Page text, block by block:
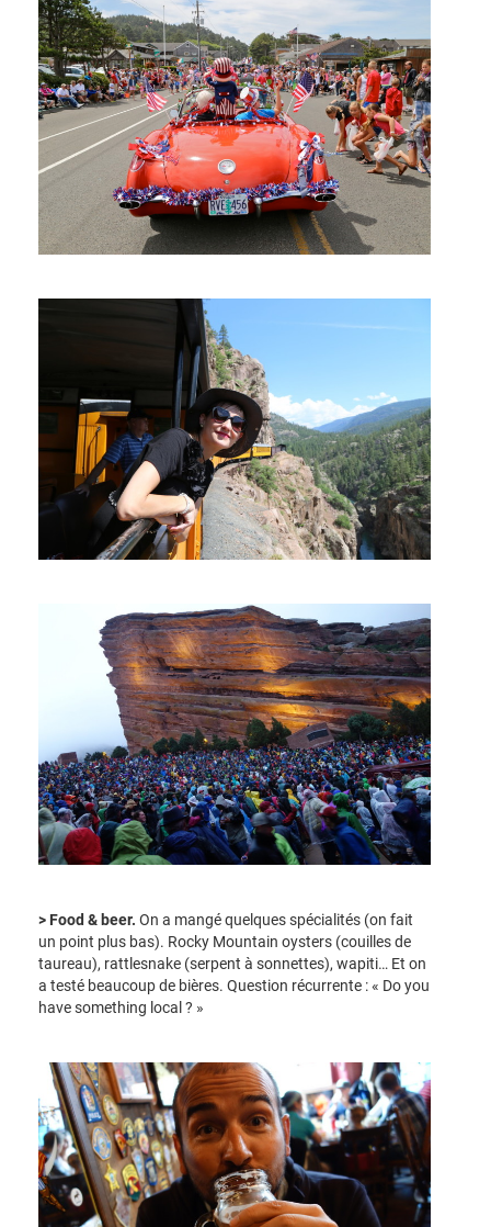
> Food & beer. On a mangé quelques spécialités (on fait
un point plus bas). Rocky Mountain oysters (couilles de
taureau), rattlesnake (serpent à sonnettes), wapiti… Et on
a testé beaucoup de bières. Question récurrente : « Do you
have something local ? »